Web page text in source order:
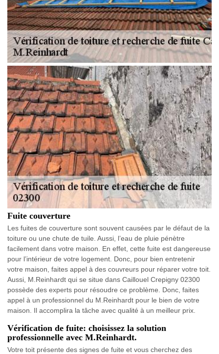
Fuite couverture
Les fuites de couverture sont souvent causées par le défaut de la
toiture ou une chute de tuile. Aussi, l’eau de pluie pénètre
facilement dans votre maison. En effet, cette fuite est dangereuse
pour l’intérieur de votre logement. Donc, pour bien entretenir
votre maison, faites appel à des couvreurs pour réparer votre toit.
Aussi, M.Reinhardt qui se situe dans Caillouel Crepigny 02300
possède des experts pour résoudre ce problème. Donc, faites
appel à un professionnel du M.Reinhardt pour le bien de votre
maison. Il accomplira la tâche avec qualité à un meilleur prix.
Vérification de fuite: choisissez la solution
professionnelle avec M.Reinhardt.
Votre toit présente des signes de fuite et vous cherchez des